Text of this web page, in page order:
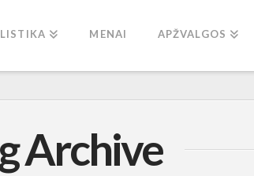
MENAI APŽVALGOS
Archive